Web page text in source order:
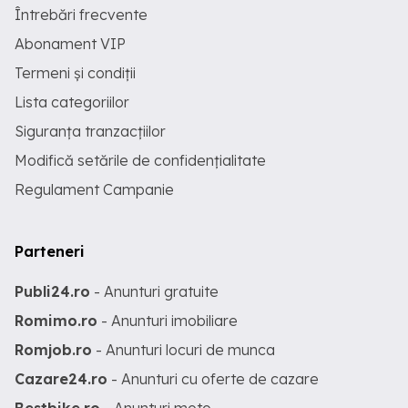
Întrebări frecvente
Abonament VIP
Termeni și condiții
Lista categoriilor
Siguranța tranzacțiilor
Modifică setările de confidențialitate
Regulament Campanie
Parteneri
Publi24.ro - Anunturi gratuite
Romimo.ro - Anunturi imobiliare
Romjob.ro - Anunturi locuri de munca
Cazare24.ro - Anunturi cu oferte de cazare